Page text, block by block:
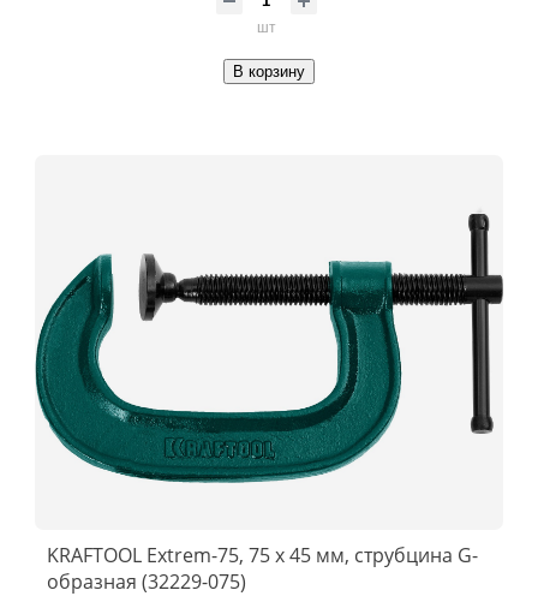
шт
В корзину
KRAFTOOL Extrem-75, 75 х 45 мм, струбцина G-
образная (32229-075)